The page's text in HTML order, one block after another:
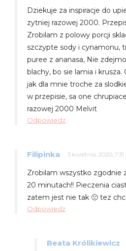
Dziekuje za inspiracje do
zytniej razowej 2000.
Zrobilam z polowy porcji
szczypte sody i cynamonu,
puree z ananasa, Nie
blachy, bo sie lamia i krusza.
jak dla mnie troche za
w przepisie, sa one
razowej 2000 Melvit
Odpowiedz
Filipinka 3 kwietnia, 2020,
Zrobilam wszystko zgodnie
20 minutach!! Pieczenia
zatem jest nie tak 🙁 tez
Odpowiedz
Beata Królikiewicz